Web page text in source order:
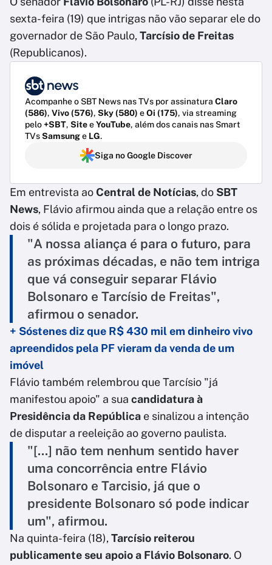
sexta-feira (19) que intrigas não vão separar ele do
governador de São Paulo, Tarcísio de Freitas
(Republicanos).
Acompanhe o SBT News nas TVs por assinatura Claro
(586), Vivo (576), Sky (580) eOi (175), via streaming
pelo+SBT, SiteeYouTube, além dos canais nas Smart
TVsSamsunge LG.
Siga no Google Discover
Em entrevista aoCentral de Notícias, do SBT
News, Flávio afirmou ainda que a relação entre os
dois é sólida e projetada para o longo prazo.
"A nossa aliança é para o futuro, para
as próximas décadas, e não tem intriga
que vá conseguir separar Flávio
Bolsonaro e Tarcísio de Freitas",
afirmou o senador.
+ Sóstenes diz que R$ 430 mil em dinheiro vivo
apreendidos pela PF vieram da venda de um
imóvel
Flávio também relembrou que Tarcísio "já
manifestou apoio" a sua candidatura à
Presidência da República e sinalizou a intenção
de disputar a reeleição ao governo paulista.
"[...] não tem nenhum sentido haver
uma concorrência entre Flávio
Bolsonaro e Tarcisio, já que o
presidente Bolsonaro só pode indicar
um", afirmou.
Na quinta-feira (18), Tarcísio reiterou
publicamente seu apoio a Flávio Bolsonaro. O